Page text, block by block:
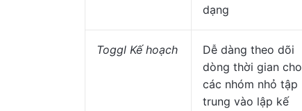
dạng
Toggl Kế hoạch
Dễ dàng theo dõi
dòng thời gian cho
các nhóm nhỏ tập
trung vào lập kế